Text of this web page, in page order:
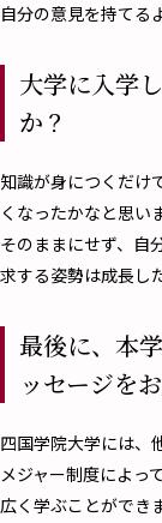
自分の意見を持てる
大学に入学
か？
知識が身につくだけ
くなったかなと思い
そのままにせず、自
求する姿勢は成長し
最後に、本
ッセージを
四国学院大学には、
メジャー制度によっ
広く学ぶことができ